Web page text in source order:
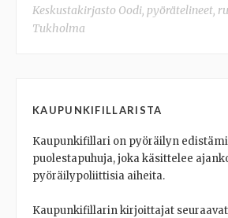
Keskustakirjasto Oodi, pyörätelineet,
Tukholma
KAUPUNKIFILLARISTA
Kaupunkifillari on pyöräilyn
puolestapuhuja, joka käsittelee
pyöräilypoliittisia aiheita.
Kaupunkifillarin kirjoittajat